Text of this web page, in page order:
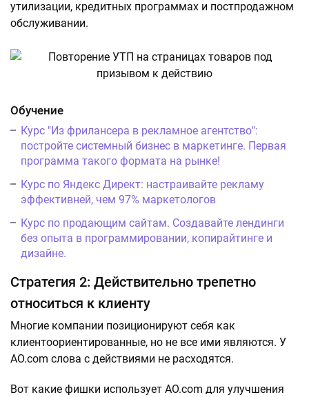
утилизации, кредитных программах и постпродажном
обслуживании.
Обучение
Курс "Из фрилансера в рекламное агентство":
постройте системный бизнес в маркетинге. Первая
программа такого формата на рынке!
Курс по Яндекс Директ: настраивайте рекламу
эффективней, чем 97% маркетологов
Курс по продающим сайтам. Создавайте лендинги
без опыта в программировании, копирайтинге и
дизайне.
Стратегия 2: Действительно трепетно
относиться к клиенту
Многие компании позиционируют себя как
клиентоориентированные, но не все ими являются. У
AO.com слова с действиями не расходятся.
Вот какие фишки использует AO.com для улучшения